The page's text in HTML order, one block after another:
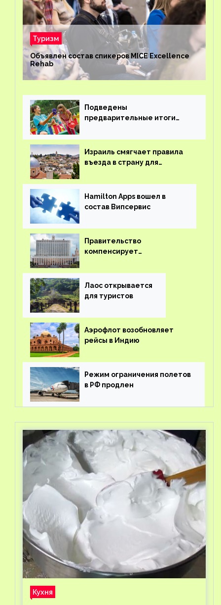
Туризм
Объявлен состав спикеров MICE Excellence
Rehab
Подведены
предварительные итоги
Израиль смягчает правила
въезда в страну для
Hamilton Apps вошел в
состав Випсервис
Правительство
компенсирует
вывоз россиян из-за рубежа
Лаос открывается
для туристов
Аэрофлот возобновляет
рейсы в Индию
Режим ограничения полетов
в РФ продлен
Кухня